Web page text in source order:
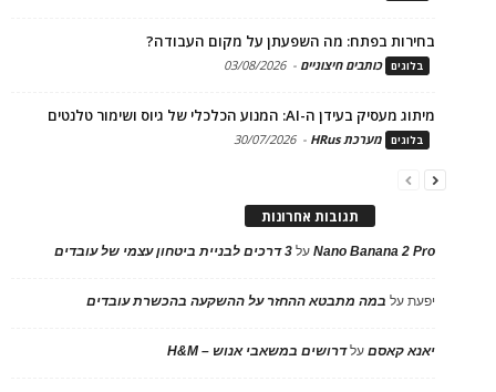
בחירות בפתח: מה השפעתן על מקום העבודה?
בלוגים כותבים חיצוניים -
03/08/2026
מיתוג מעסיק בעידן ה-AI: המנוע הכלכלי של גיוס ושימור טלנטים
בלוגים מערכת HRus -
30/07/2026
תגובות אחרונות
Nano Banana 2 Proעל 3 דרכים לבניית ביטחון עצמי של עובדים
יפעתעל במה מתבטא ההחזר על ההשקעה בהכשרת עובדים
יאנא קאסםעלדרושים במשאבי אנוש – H&M